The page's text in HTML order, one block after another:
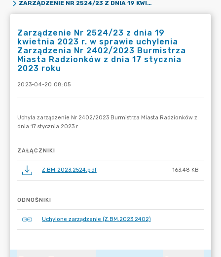
ZARZĄDZENIE NR 2524/23 Z DNIA 19 KWIETNIA 2023 R. W SPRAWIE UCHYLENIA ZARZĄDZENIA NR 2402/2023 BURMISTRZA MIASTA RADZIONKÓW Z DNIA 17 STYCZNIA 2023 ROKU
Zarządzenie Nr 2524/23 z dnia 19
kwietnia 2023 r. w sprawie uchylenia
Zarządzenia Nr 2402/2023 Burmistrza
Miasta Radzionków z dnia 17 stycznia
2023 roku
2023-04-20 08:05
ZAŁĄCZNIKI
Z.BM.2023.2524.pdf 163.48 KB
ODNOŚNIKI
Uchylone zarządzenie (Z.BM.2023.2402)